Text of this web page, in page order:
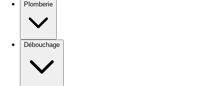
Plomberie
Débouchage